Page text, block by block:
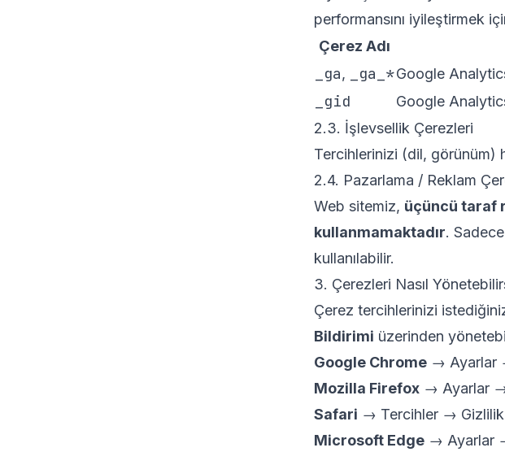
performansını iyileştirmek
Çerez Adı
_ga, _ga_*Google
_gid Google
2.3. İşlevsellik Çerezleri
Tercihlerinizi (dil, görünüm)
2.4. Pazarlama / Reklam
Web sitemiz, üçüncü taraf
kullanmamaktadır.
kullanılabilir.
3. Çerezleri Nasıl
Çerez tercihlerinizi
Bildirimi üzerinden
Google Chrome → Ayarlar
Mozilla Firefox → Ayarlar →
Safari → Tercihler →
Microsoft Edge → Ayarlar